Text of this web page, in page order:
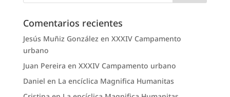
Comentarios recientes
Jesús Muñiz González en XXXIV Campamento
urbano
Juan Pereira en XXXIV Campamento urbano
Daniel en La encíclica Magnifica Humanitas